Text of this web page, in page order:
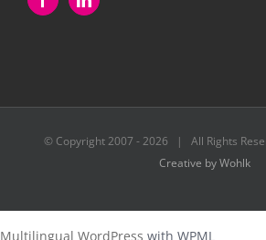
© Copyright 2007 -2026 | All Rights
Creative by Wohlk
Multilingual WordPress with WPML